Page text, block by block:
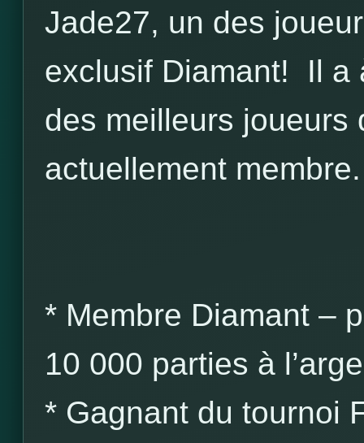
Jade27, un des
exclusif Diamant! Il a
des meilleurs joueurs
actuellement membre.
* Membre Diamant –
10 000 parties à
* Gagnant du tournoi